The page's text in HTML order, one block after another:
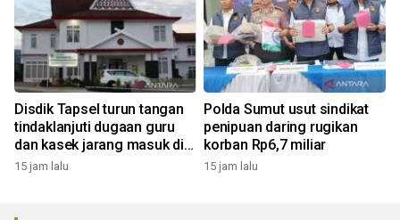
Disdik Tapsel turun tangan
tindaklanjuti dugaan guru
dan kasek jarang masuk di
SD Tapus Nabolak
15 jam lalu
Polda Sumut usut sindikat
penipuan daring rugikan
korban Rp6,7 miliar
15 jam lalu